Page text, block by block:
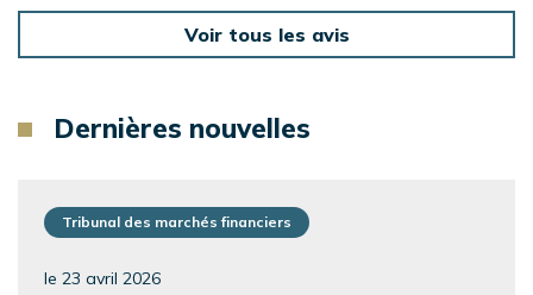
Voir tous les avis
Dernières nouvelles
Tribunal des marchés financiers
le 23 avril 2026